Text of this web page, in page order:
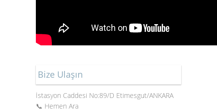
Bize Ulaşın
İstasyon Caddesi No:89/D Etimesgut/ANKARA
📞 Hemen Ara